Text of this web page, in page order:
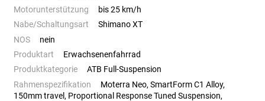
Motorunterstützung
bis 25 km/h
Nabe/Schaltungsart
Shimano XT
NOS
nein
Produktart
Erwachsenenfahrrad
Produktkategorie
ATB Full-Suspension
Rahmenspezifikation
Moterra Neo, SmartForm C1 Alloy,
150mm travel, Proportional Response Tuned Suspension,